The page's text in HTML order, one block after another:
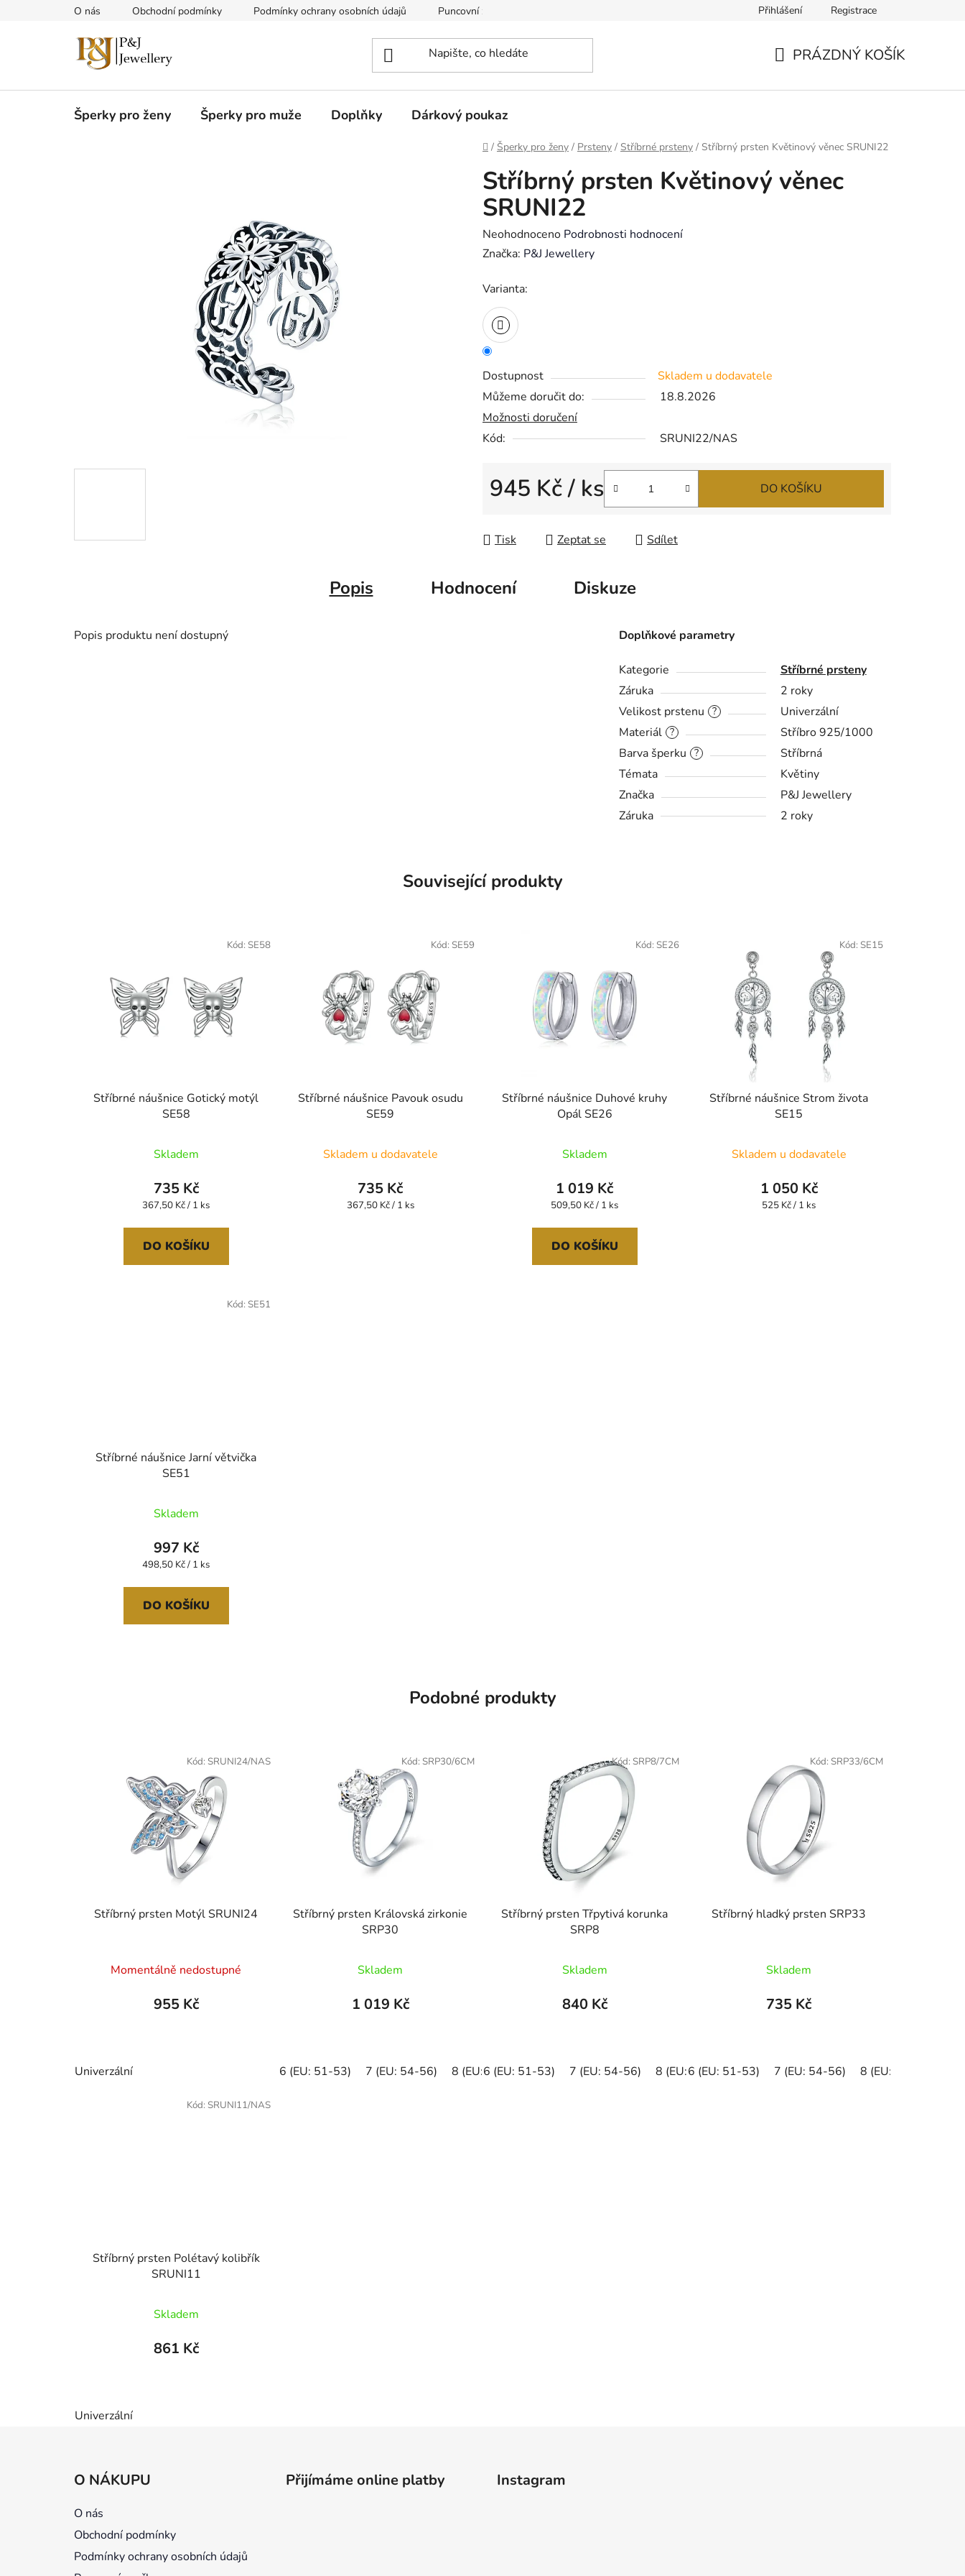
O nás Obchodní podmínky Podmínky ochrany osobních údajů Puncovní značky Výměna zboží a reklamace Kontakt Výběr velikosti
Přihlášení Registrace
PRÁZDNÝ KOŠÍK
Šperky pro ženy Šperky pro muže Doplňky Dárkový poukaz
Domů
/ Šperky pro ženy / Prsteny / Stříbrné prsteny / Stříbrný prsten Květinový věnec SRUNI22
Stříbrný prsten Květinový věnec
SRUNI22
Průměrné
hodnocení
je
0,0
z
5
hvězdiček.
Neohodnoceno Podrobnosti hodnocení
Značka: P&J Jewellery
Varianta:
Dostupnost
Skladem u dodavatele
Můžeme doručit do:
18.8.2026
Možnosti doručení
Kód:
SRUNI22/NAS
945 Kč/ ks DO KOŠÍKU
Tisk Zeptat se Sdílet
Popis Hodnocení Diskuze
Popis produktu není dostupný Doplňkové parametry
Kategorie
Stříbrné prsteny
Záruka
2 roky
?
Velikost prstenu Univerzální
?
Materiál Stříbro 925/1000
?
Barva šperku
Stříbrná
Témata
Květiny
Značka
P&J Jewellery
Záruka
2 roky
Související produkty
Stříbrné náušnice Gotický motýl
SE58
Skladem
735 Kč
Měrná
367,50 Kč / 1 ks
DO KOŠÍKU
Kód: SE58
Stříbrné náušnice Pavouk osudu
SE59
Skladem u dodavatele
735 Kč
Měrná
367,50 Kč / 1 ks
Kód: SE59
Stříbrné náušnice Duhové kruhy
Opál SE26
Skladem
1 019 Kč
Měrná
509,50 Kč / 1 ks
DO KOŠÍKU
Kód: SE26
Stříbrné náušnice Strom života
SE15
Skladem u dodavatele
1 050 Kč
Měrná
525 Kč / 1 ks
Kód: SE15
Stříbrné náušnice Jarní větvička
SE51
Skladem
997 Kč
Měrná
498,50 Kč / 1 ks
DO KOŠÍKU
Kód: SE51
Podobné produkty
Stříbrný prsten Motýl SRUNI24
Momentálně nedostupné
955 Kč
Univerzální
Kód: SRUNI24/NAS
Stříbrný prsten Královská zirkonie
SRP30
Skladem
1 019 Kč
6 (EU: 51-53) 7 (EU: 54-56) 8 (EU: 57-58)
Kód: SRP30/6CM
Stříbrný prsten Třpytivá korunka
SRP8
Skladem
840 Kč
6 (EU: 51-53) 7 (EU: 54-56) 8 (EU: 57-58)
Kód: SRP8/7CM
Stříbrný hladký prsten SRP33
Skladem
735 Kč
6 (EU: 51-53) 7 (EU: 54-56) 8 (EU: 57-58)
Kód: SRP33/6CM
Stříbrný prsten Polétavý kolibřík
SRUNI11
hodnocení
produktu
Skladem
861 Kč
Univerzální
Kód: SRUNI11/NAS
O NÁKUPU
O nás
Obchodní podmínky
Podmínky ochrany osobních údajů
Přijímáme online platby Instagram